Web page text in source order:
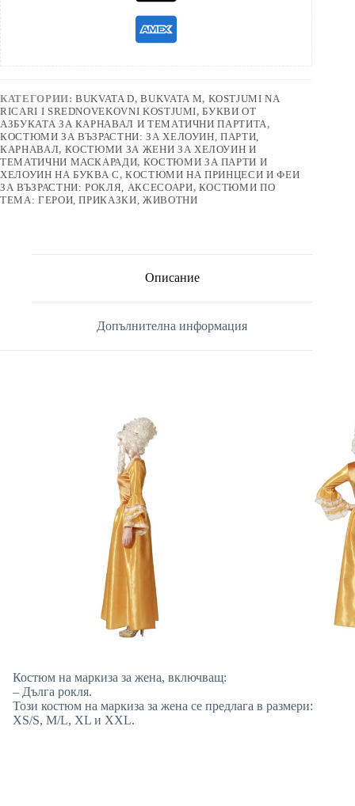
КАТЕГОРИИ:BUKVATA D,BUKVATA M, KOSTJUMI NA
RICARI I SREDNOVEKOVNI KOSTJUMI,БУКВИ ОТ
АЗБУКАТА ЗА КАРНАВАЛ И ТЕМАТИЧНИ ПАРТИТА,
КОСТЮМИ ЗА ВЪЗРАСТНИ: ЗА ХЕЛОУИН, ПАРТИ,
КАРНАВАЛ, КОСТЮМИ ЗА ЖЕНИ ЗА ХЕЛОУИН И
ТЕМАТИЧНИ МАСКАРАДИ, КОСТЮМИ ЗА ПАРТИ И
ХЕЛОУИН НА БУКВА С,КОСТЮМИ НА ПРИНЦЕСИ И ФЕИ
ЗА ВЪЗРАСТНИ: РОКЛЯ, АКСЕСОАРИ, КОСТЮМИ ПО
ТЕМА: ГЕРОИ, ПРИКАЗКИ, ЖИВОТНИ
Описание
Допълнителна информация
Костюм на маркиза за жена, включващ:
– Дълга рокля.
Този костюм на маркиза за жена се предлага в размери:
XS/S, M/L, XL и XXL.